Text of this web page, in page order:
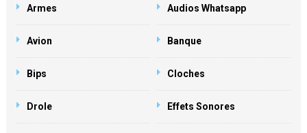
Armes Audios Whatsapp
Avion Banque
Bips Cloches
Drole Effets Sonores